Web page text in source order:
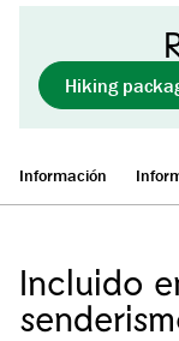
Hiking
Información
Incluido